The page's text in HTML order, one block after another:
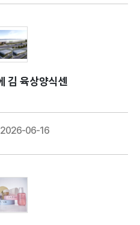
2026-06-16